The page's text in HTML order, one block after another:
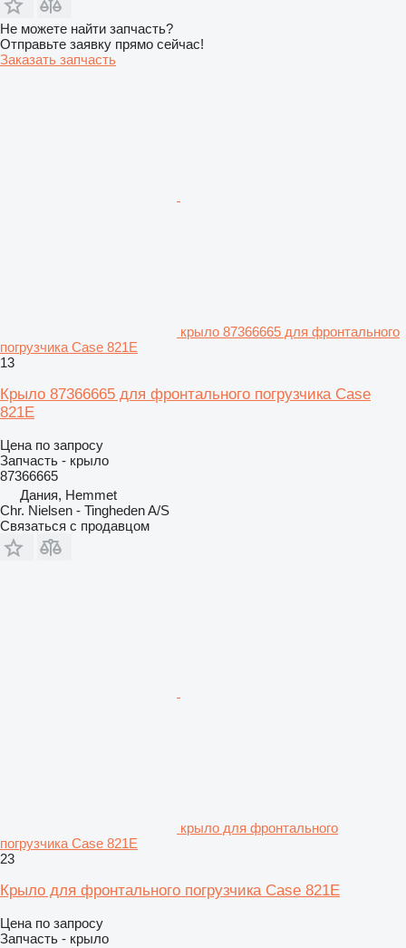
Не можете найти запчасть?
Отправьте заявку прямо сейчас!
Заказать запчасть
крыло 87366665 для фронтального
погрузчика Case 821E
13
Крыло 87366665 для фронтального погрузчика Case
821E
Цена по запросу
Запчасть - крыло
87366665
Дания, Hemmet
Chr. Nielsen - Tingheden A/S
Связаться с продавцом
крыло для фронтального
погрузчика Case 821E
23
Крыло для фронтального погрузчика Case 821E
Цена по запросу
Запчасть - крыло